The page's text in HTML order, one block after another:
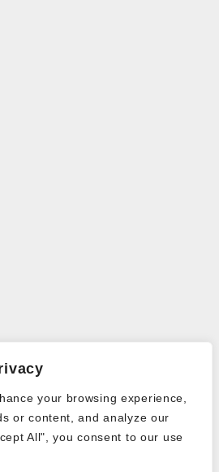
your browsing experience,
or content, and analyze our
All", you consent to our use